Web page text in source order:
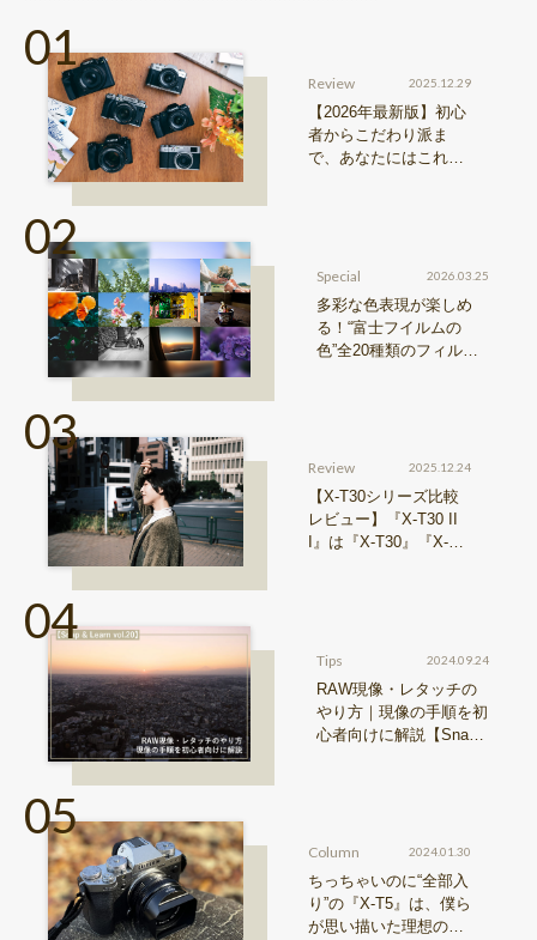
Review 2025.12.29
【2026年最新版】初心
者からこだわり派ま
で、あなたにはこれが
Special 2026.03.25
多彩な色表現が楽しめ
る！“富士フイルムの
色”全20種類のフィルム
Review 2025.12.24
【X-T30シリーズ比較
レビュー】『X-T30 II
I』は『X-T30』『X-T3
Tips 2024.09.24
RAW現像・レタッチの
やり方｜現像の手順を初
心者向けに解説【Snap
Column 2024.01.30
ちっちゃいのに“全部入
り”の『X-T5』は、僕ら
が思い描いた理想の写